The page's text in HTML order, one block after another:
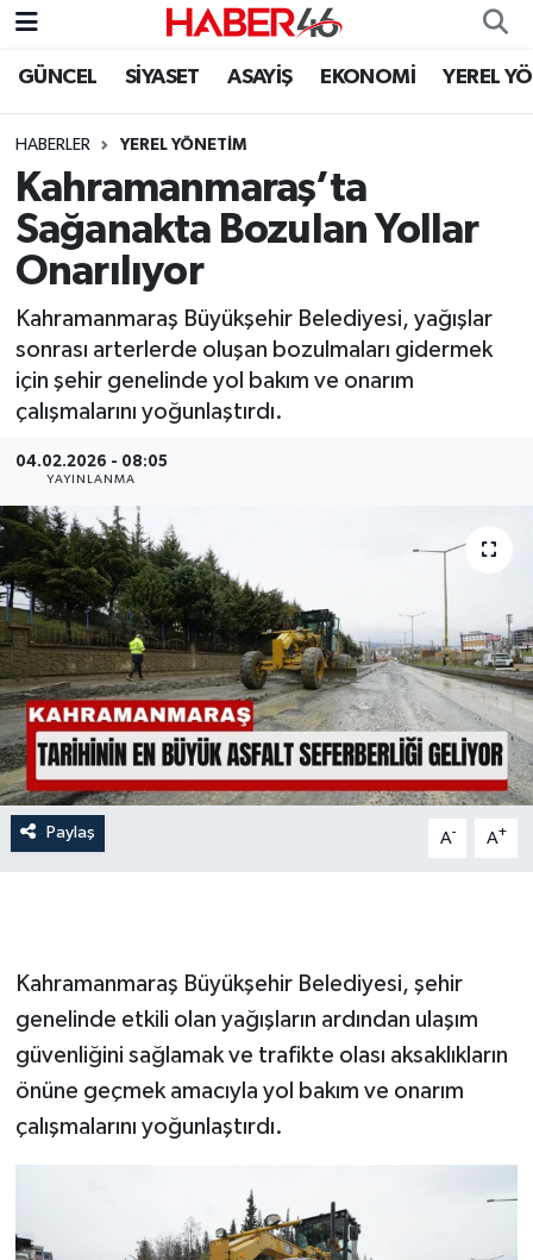
GÜNCEL SİYASET ASAYİŞ EKONOMİ YEREL
HABERLER YEREL YÖNETİM
Kahramanmaraş’ta
Sağanakta Bozulan Yollar
Onarılıyor
Kahramanmaraş Büyükşehir Belediyesi, yağışlar
sonrası arterlerde oluşan bozulmaları gidermek
için şehir genelinde yol bakım ve onarım
çalışmalarını yoğunlaştırdı.
04.02.2026 - 08:05
YAYINLANMA
Paylaş A- A+
Kahramanmaraş Büyükşehir Belediyesi, şehir
genelinde etkili olan yağışların ardından ulaşım
güvenliğini sağlamak ve trafikte olası aksaklıkların
önüne geçmek amacıyla yol bakım ve onarım
çalışmalarını yoğunlaştırdı.
GÜNCEL
SİYASET
EKONOMİ
SPOR
YAŞAM
TEKNOLOJİ
SAĞLIK
EĞİTİM
İLÇE HABERLERİ
KÜLTÜR-SANAT
KSÜ
DÜNYA
ROPORTAJ
YEREL YÖNETİM
MEDYA
SEÇİM 2011
BİLİMNET
Nöbetçi Eczaneler
Hava Durumu
Kahramanmaraş Namaz Vakitleri
Trafik Durumu
Süper Lig Puan Durumu ve Fikstür
Tüm Manşetler
Son Dakika Haberleri
Haber Arşivi